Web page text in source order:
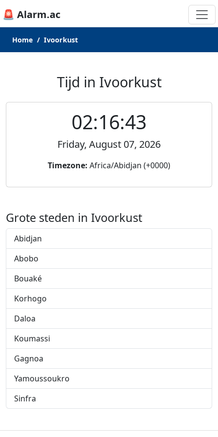
🚨 Alarm.ac
Home Ivoorkust
Tijd in Ivoorkust
02:16:43
Friday, August 07, 2026
Timezone: Africa/Abidjan (+0000)
Grote steden in Ivoorkust
Abidjan
Abobo
Bouaké
Korhogo
Daloa
Koumassi
Gagnoa
Yamoussoukro
Sinfra